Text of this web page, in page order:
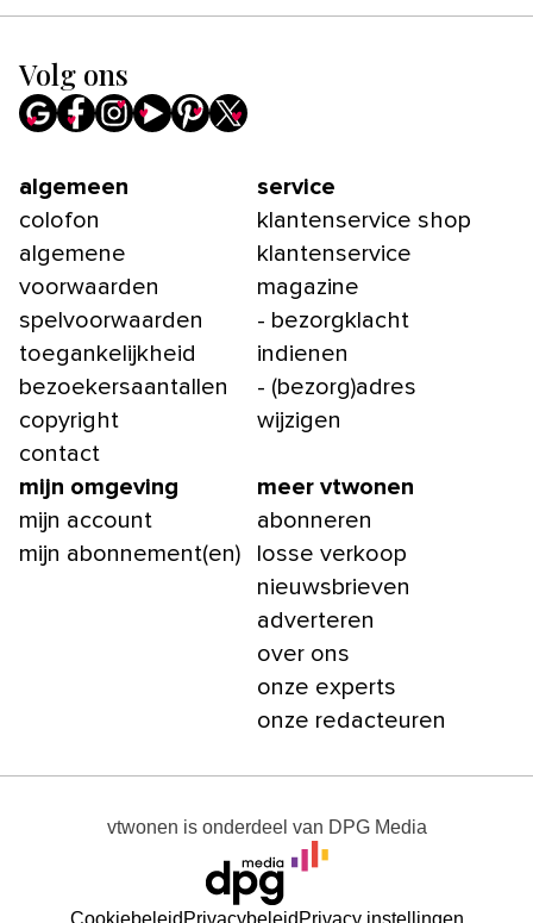
Volg ons
algemeen
colofon
algemene
voorwaarden
spelvoorwaarden
toegankelijkheid
bezoekersaantallen
copyright
contact
service
klantenservice shop
klantenservice
magazine
- bezorgklacht
indienen
- (bezorg)adres
wijzigen
mijn omgeving
mijn account
mijn abonnement(en)
meer vtwonen
abonneren
losse verkoop
nieuwsbrieven
adverteren
over ons
onze experts
onze redacteuren
vtwonen is onderdeel van DPG Media
Cookiebeleid Privacybeleid Privacy instellingen